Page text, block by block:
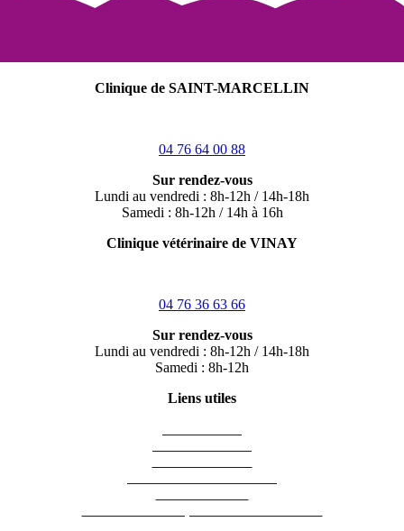
Clinique de SAINT-MARCELLIN
04 76 64 00 88
Sur rendez-vous
Lundi au vendredi : 8h-12h / 14h-18h
Samedi : 8h-12h / 14h à 16h
Clinique vétérinaire de VINAY
04 76 36 63 66
Sur rendez-vous
Lundi au vendredi : 8h-12h / 14h-18h
Samedi : 8h-12h
Liens utiles